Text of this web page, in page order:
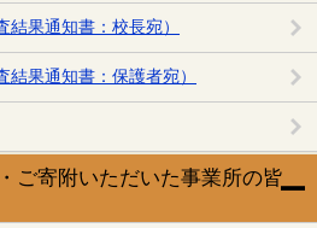
果通知書：校長宛）
果通知書：保護者宛）
ご寄附いただいた事業所の皆